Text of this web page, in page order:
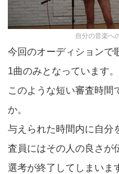
自分の音楽へ
今回のオーディションで
1曲のみとなっています。
このような短い審査時間
か。
与えられた時間内に自分
査員にはその人の良さが
選考が終了してしまいま